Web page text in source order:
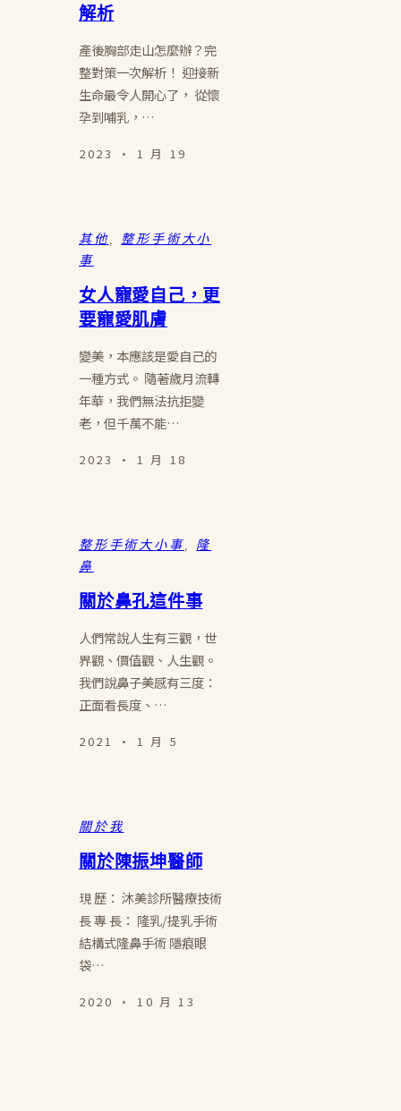
解析
產後胸部走山怎麼辦？完
整對策一次解析！ 迎接新
生命最令人開心了， 從懷
孕到哺乳，…
2023 · 1 月 19
其他
整形手術大小
事
女人寵愛自己，更
要寵愛肌膚
變美，本應該是愛自己的
一種方式。 隨著歲月流轉
年華，我們無法抗拒變
老，但千萬不能…
2023 · 1 月 18
整形手術大小事
隆
鼻
關於鼻孔這件事
人們常說人生有三觀，世
界觀、價值觀、人生觀。
我們說鼻子美感有三度：
正面看長度、…
2021 · 1 月 5
關於我
關於陳振坤醫師
現 歷： 沐美診所醫療技術
長 專 長： 隆乳/提乳手術
結構式隆鼻手術 隱痕眼
袋…
2020 · 10 月 13